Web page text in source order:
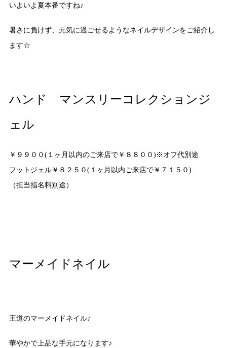
いよいよ夏本番ですね♪
暑さに負けず、元気に過ごせるようなネイルデザインをご紹介し
ます☆
ハンド マンスリーコレクションジ
ェル
￥９９００(１ヶ月以内のご来店で￥８８００)※オフ代別途
フットジェル￥８２５０(１ヶ月以内ご来店で￥７１５０)
（担当指名料別途）
マーメイドネイル
王道のマーメイドネイル♪
華やかで上品な手元になります♪